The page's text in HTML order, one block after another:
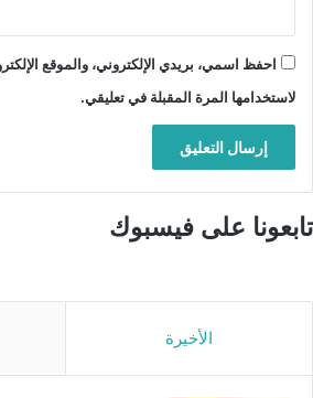
احفظ اسمي، بريدي الإلكتروني، والموقع
لاستخدامها المرة المقبلة في تعليقي.
تابعونا على فيسبوك
الأخيرة